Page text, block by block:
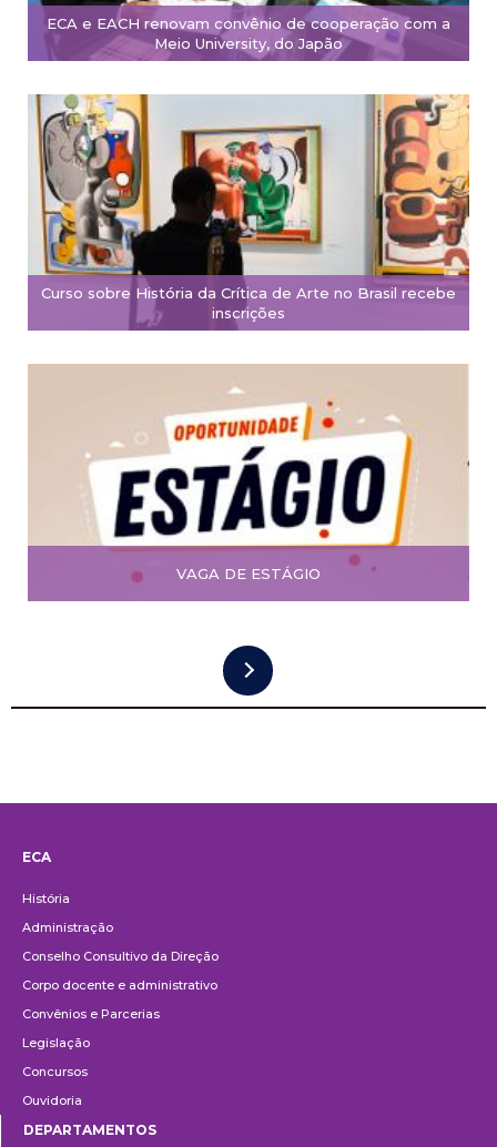
ECA e EACH renovam convênio de cooperação com a
Meio University, do Japão
Curso sobre História da Crítica de Arte no Brasil recebe
inscrições
VAGA DE ESTÁGIO
ECA
História
Administração
Conselho Consultivo da Direção
Corpo docente e administrativo
Convênios e Parcerias
Legislação
Concursos
Ouvidoria
DEPARTAMENTOS